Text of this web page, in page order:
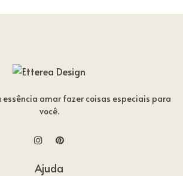
essência amar fazer coisas especiais para
você.
Ajuda